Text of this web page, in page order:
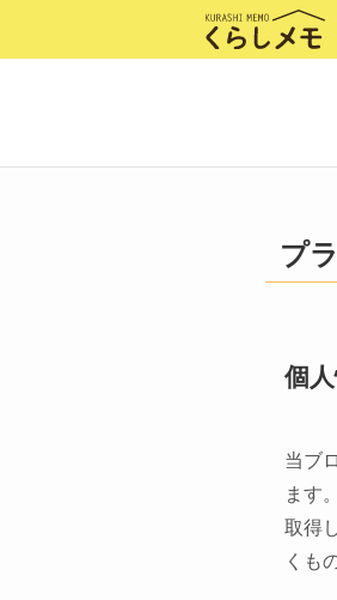
プ
個
当ブ
ます。
取得
くも